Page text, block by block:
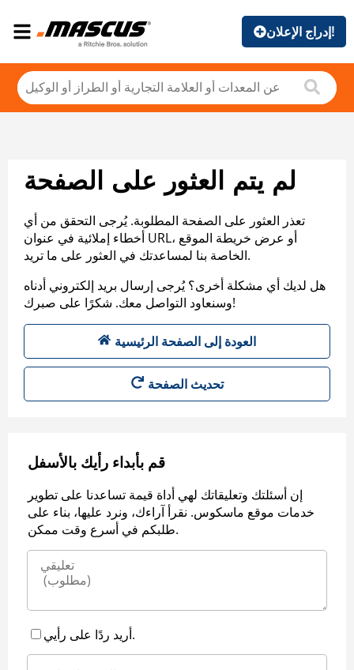
إدراج الإعلان!
لم يتم العثور على الصفحة
تعذر العثور على الصفحة المطلوبة. يُرجى التحقق من أي
أخطاء إملائية في عنوان URL، أو عرض خريطة الموقع
الخاصة بنا لمساعدتك في العثور على ما تريد.
هل لديك أي مشكلة أخرى؟ يُرجى إرسال بريد إلكتروني أدناه
وسنعاود التواصل معك. شكرًا على صبرك!
العودة إلى الصفحة الرئيسية
تحديث الصفحة
قم بأبداء رأيك بالأسفل
إن أسئلتك وتعليقاتك لهي أداة قيمة تساعدنا على تطوير
خدمات موقع ماسكوس. نقرأ آراءك، ونرد عليها، بناء على
طلبكم في أسرع وقت ممكن.
أريد ردًا على رأيي.